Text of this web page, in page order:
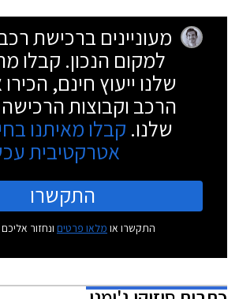
מעוניינים ברכישת
למקום הנכון. קבלו
שלנו ייעוץ חינם,
הרכב וקבוצות
שלנו. קבלו מאיתנו
אטרקטיבית
התקשרו
התקשרו או מלאו פרטים ונחזור